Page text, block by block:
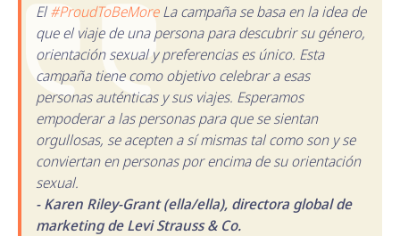
El#ProudToBeMoreLa campaña se basa en la idea de
que el viaje de una persona para descubrir su género,
orientación sexual y preferencias es único. Esta
campaña tiene como objetivo celebrar a esas
personas auténticas y sus viajes. Esperamos
empoderar a las personas para que se sientan
orgullosas, se acepten a sí mismas tal como son y se
conviertan en personas por encima de su orientación
sexual.
- Karen Riley-Grant (ella/ella), directora global de
marketing de Levi Strauss & Co.